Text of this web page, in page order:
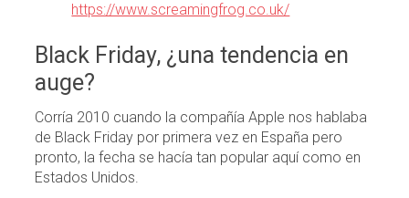
https://www.screamingfrog.co.uk/
Black Friday, ¿una tendencia en
auge?
Corría 2010 cuando la compañía Apple nos hablaba
de Black Friday por primera vez en España pero
pronto, la fecha se hacía tan popular aquí como en
Estados Unidos.